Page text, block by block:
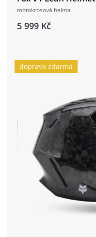
motokrosová helma
5 999 Kč
doprava zdarma